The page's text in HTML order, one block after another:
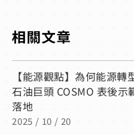
【能源觀點】為何能源
石油巨頭 COSMO 表後
落地
2025 / 10 / 20